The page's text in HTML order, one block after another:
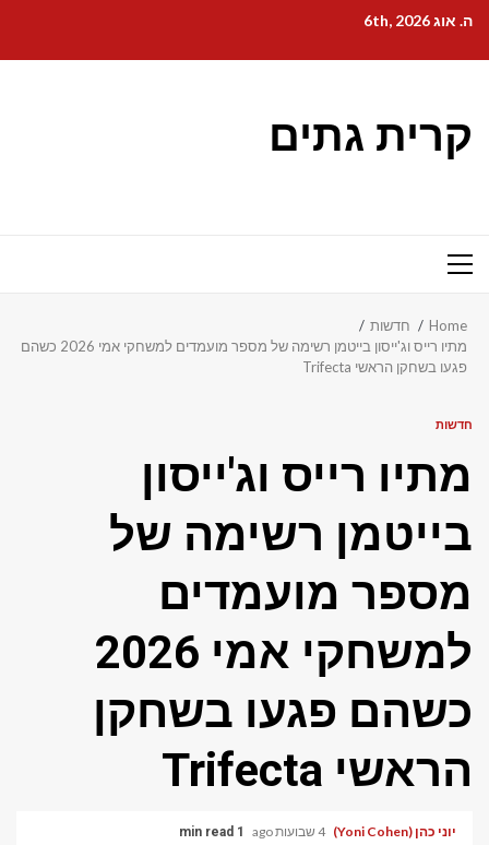
content
ה. אוג 6th, 2026
קרית גתים
Primary
Home
חדשות
מתיו רייס וג'ייסון בייטמן רשימה של מספר מועמדים למשחקי אמי 2026 כשהם
פגעו בשחקן הראשי Trifecta
חדשות
מתיו רייס וג'ייסון
בייטמן רשימה של
מספר מועמדים
למשחקי אמי 2026
כשהם פגעו בשחקן
הראשי Trifecta
יוני כהן (Yoni Cohen) 4 שבועות ago 1 min read